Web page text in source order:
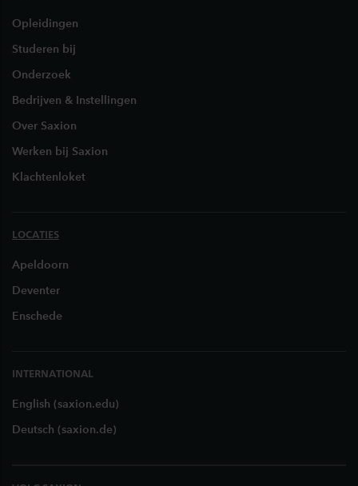
Opleidingen
Studeren bij
Onderzoek
Bedrijven & Instellingen
Over Saxion
Werken bij Saxion
Klachtenloket
LOCATIES
Apeldoorn
Deventer
Enschede
INTERNATIONAL
English (saxion.edu)
Deutsch (saxion.de)